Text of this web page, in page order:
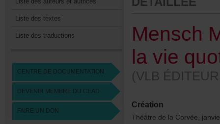
Listedestextes
Listedestraductions
CENTREDEDOCUMENTATION
DEVENIRMEMBREDUCEAD
FAIREUNDON
Création